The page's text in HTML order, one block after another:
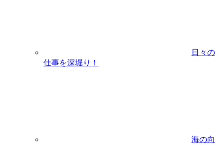
日々の
仕事を深堀り！
海の向